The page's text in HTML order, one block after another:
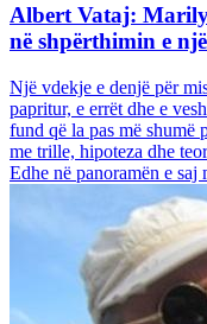
Albert Vataj:
në shpërthimin e
Një vdekje e denjë për
papritur, e errët dhe e
fund që la pas më shumë
me trille, hipoteza dhe
Edhe në panoramën e